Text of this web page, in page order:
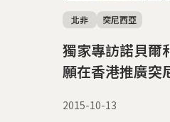
獨家專訪諾貝爾
願在香港推廣突
北非 突尼西亞
2015-10-13